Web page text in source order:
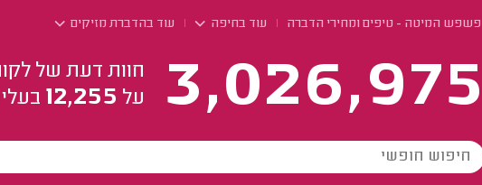
פשפש המיטה - טיפים ומחירי הדברה עוד בחיפה עוד בהדברת מזיקים
3,026,975
חוות דעת של
על 12,255